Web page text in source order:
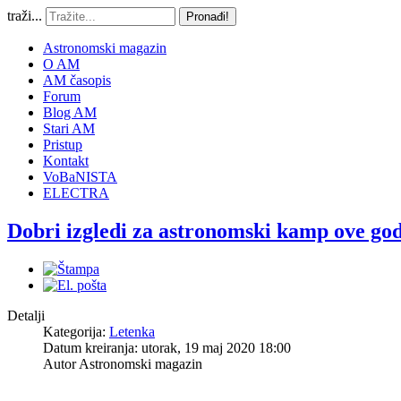
traži... Pronađi!
Astronomski magazin
O AM
AM časopis
Forum
Blog AM
Stari AM
Pristup
Kontakt
VoBaNISTA
ELECTRA
Dobri izgledi za astronomski kamp ove
Detalji
Kategorija: Letenka
Datum kreiranja: utorak, 19 maj 2020 18:00
AutorAstronomski magazin